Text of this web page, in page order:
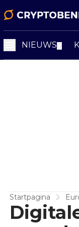
NIEUWS
Startpagina